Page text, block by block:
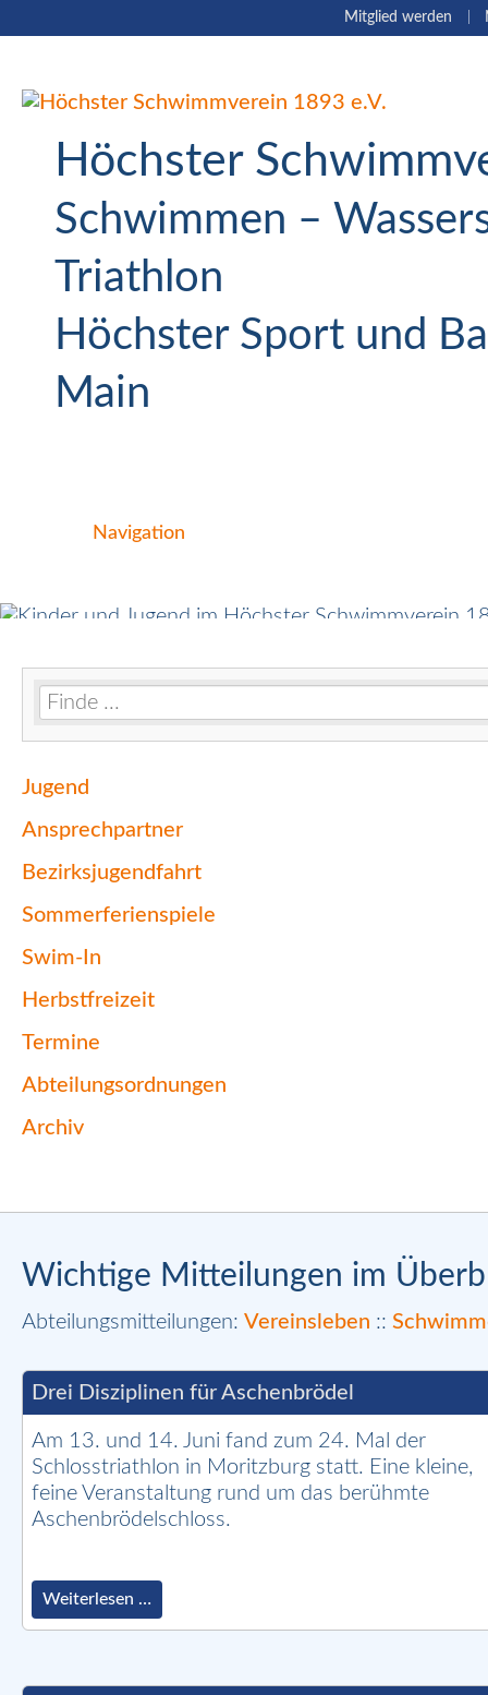
Mitglied werden
Höchster
Schwimmen –
Triathlon
Höchster Sport und
Main
Navigation
Navigation
Jugend
Ansprechpartner
Bezirksjugendfahrt
Sommerferienspiele
Swim-In
Herbstfreizeit
Termine
Abteilungsordnungen
Archiv
Wichtige Mitteilungen im
Abteilungsmitteilungen: Vereinsleben ::
Drei Disziplinen für Aschenbrödel
Am 13. und 14. Juni fand zum 24. Mal der
Schlosstriathlon in Moritzburg statt. Eine kleine,
feine Veranstaltung rund um das berühmte
Aschenbrödelschloss.
Weiterlesen …
Disziplinen